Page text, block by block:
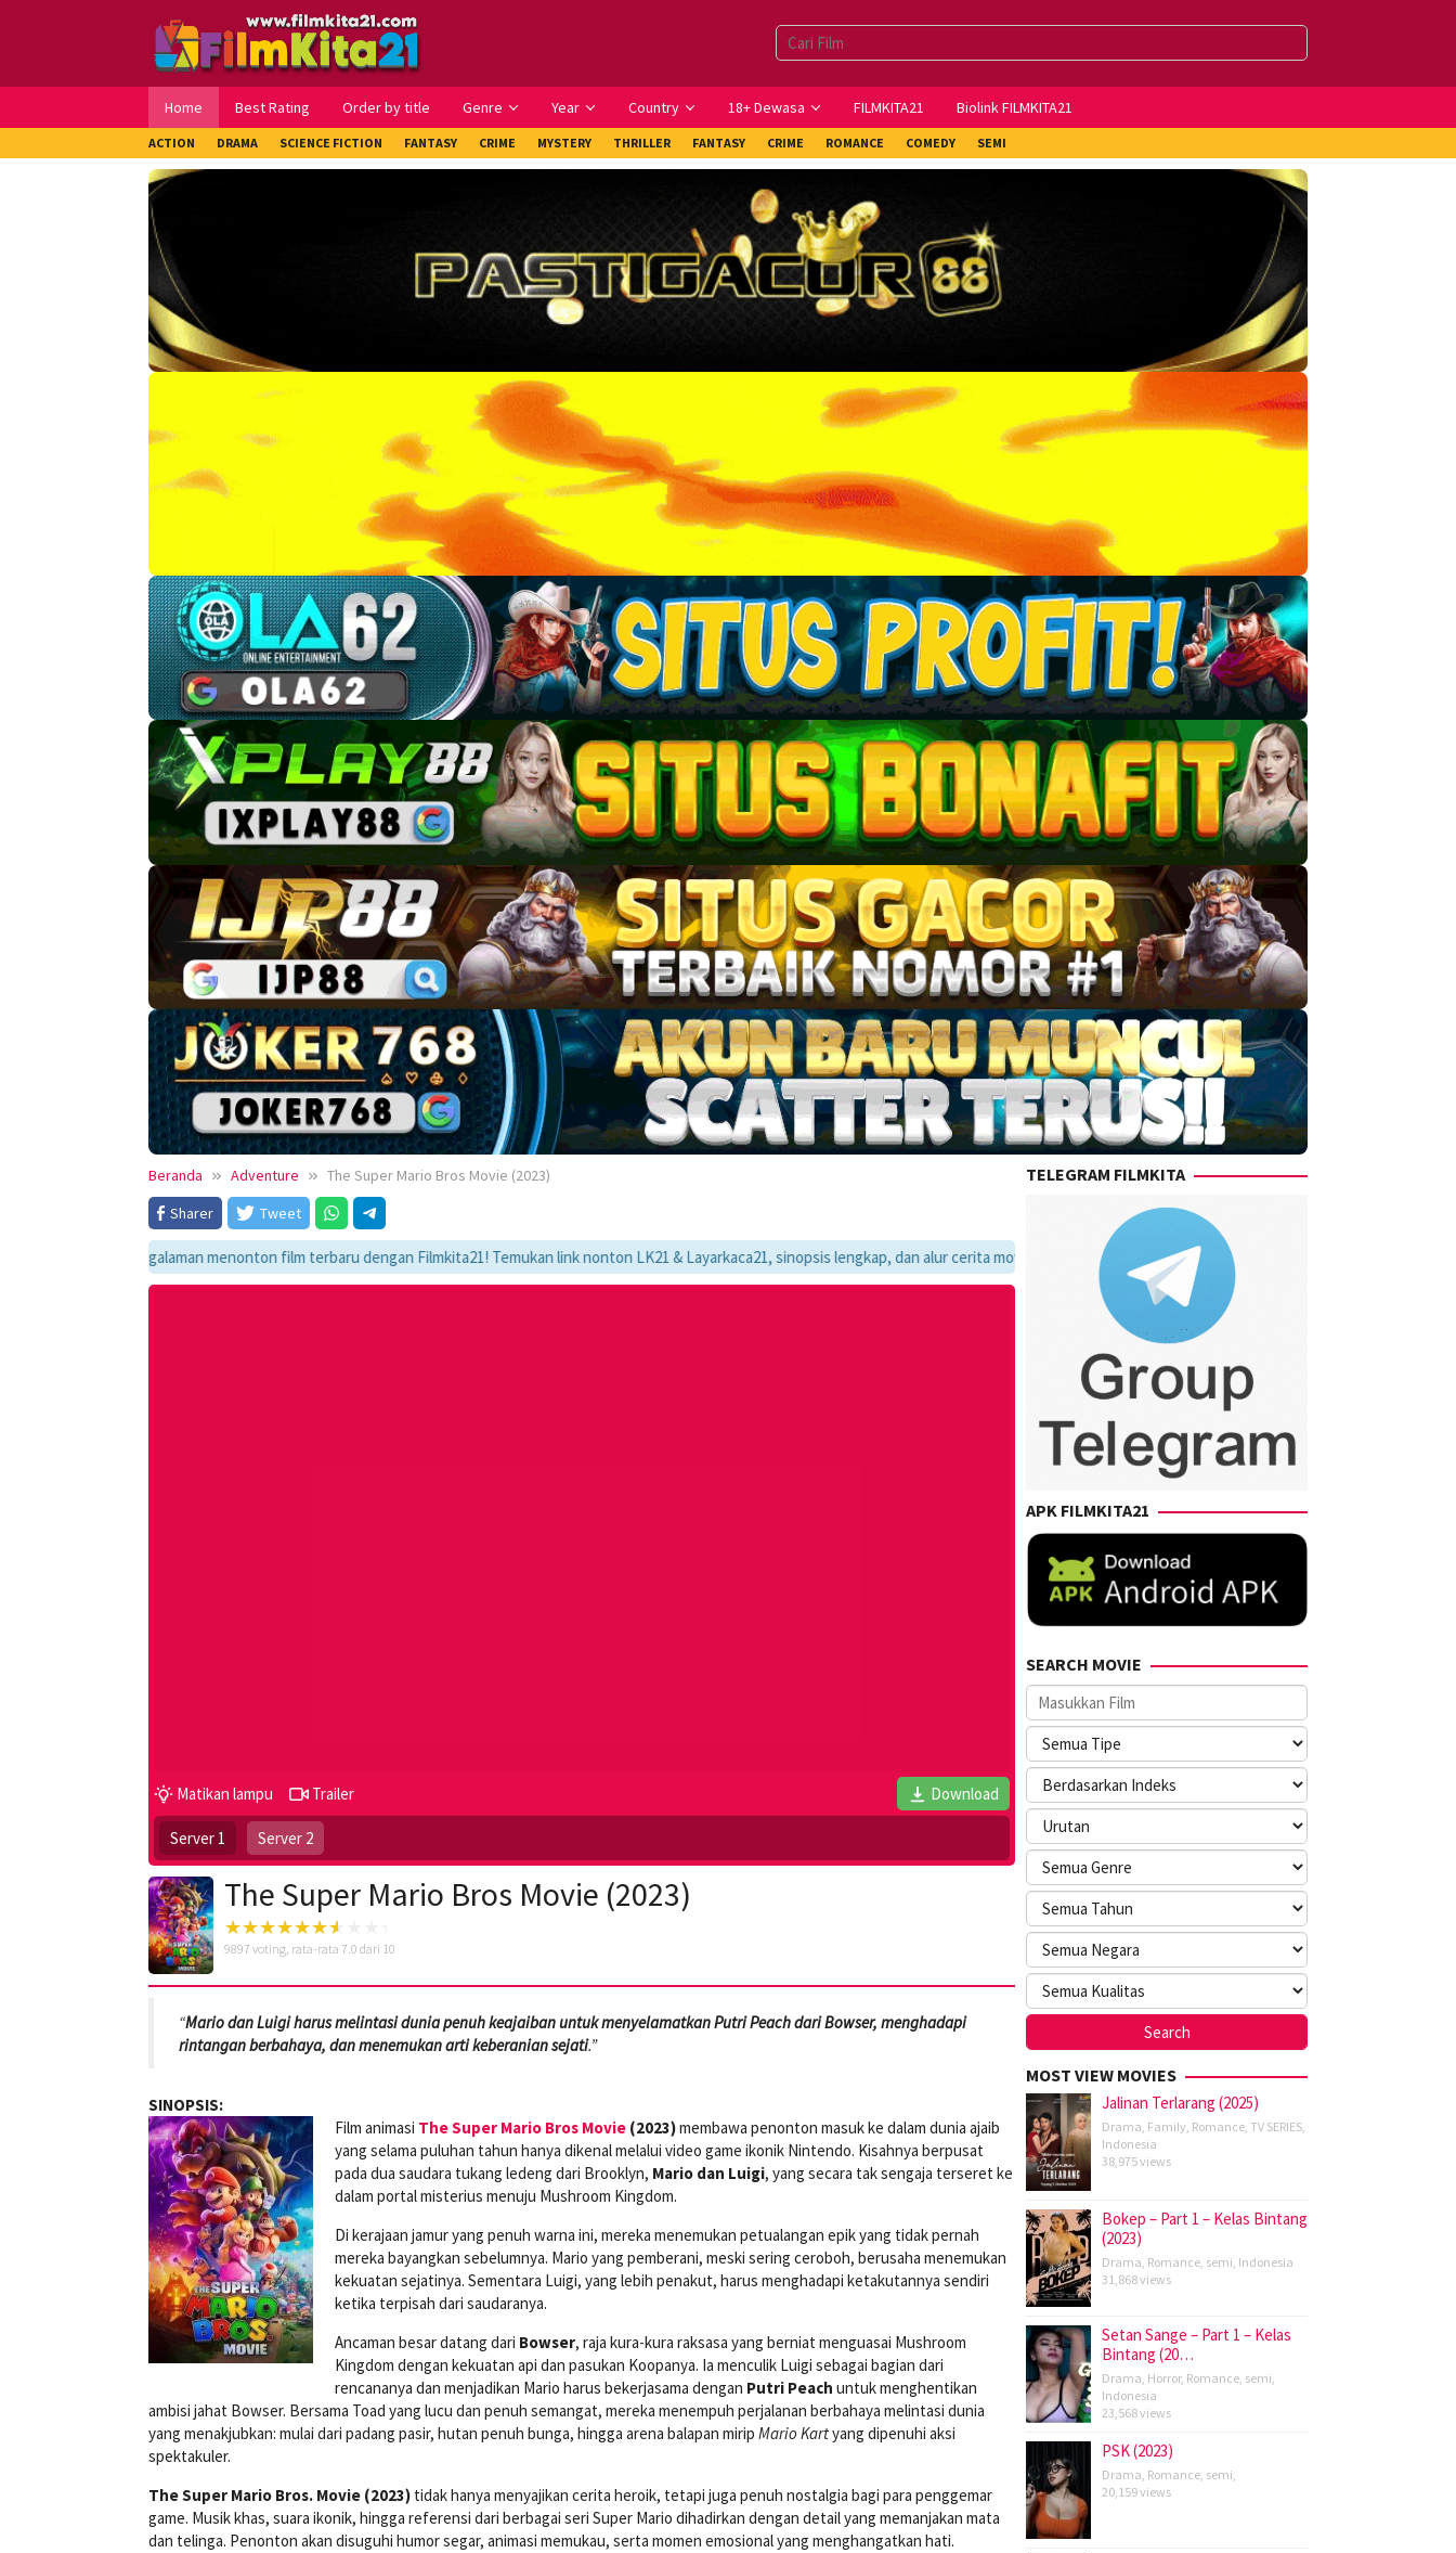
Home Best Rating Order by title Genre Year Country 18+ Dewasa FILMKITA21 Biolink FILMKITA21
ACTION DRAMA SCIENCE FICTION FANTASY CRIME MYSTERY THRILLER FANTASY CRIME ROMANCE COMEDY SEMI
Beranda Adventure
The Super Mario Bros Movie (2023)
Sharer
Tweet
pengalaman menonton film terbaru dengan Filmkita21! Temukan link nonton LK21 & Layarkaca21, sinopsis lengkap, dan alur cerita movie favoritmu dalam satu tempat yang praktis dan update setiap hari.
Matikan lampu Trailer Download
Server 1 Server 2
The Super Mario Bros Movie (2023)
9897 voting, rata-rata 7.0 dari 10
“Mario dan Luigi harus melintasi dunia penuh keajaiban untuk menyelamatkan Putri Peach dari Bowser, menghadapi
rintangan berbahaya, dan menemukan arti keberanian sejati.”
SINOPSIS:
Film animasi The Super Mario Bros Movie (2023)membawa penonton masuk ke dalam dunia ajaib
yang selama puluhan tahun hanya dikenal melalui video game ikonik Nintendo. Kisahnya berpusat
pada dua saudara tukang ledeng dari Brooklyn, Mario dan Luigi, yang secara tak sengaja terseret ke
dalam portal misterius menuju Mushroom Kingdom.
Di kerajaan jamur yang penuh warna ini, mereka menemukan petualangan epik yang tidak pernah
mereka bayangkan sebelumnya. Mario yang pemberani, meski sering ceroboh, berusaha menemukan
kekuatan sejatinya. Sementara Luigi, yang lebih penakut, harus menghadapi ketakutannya sendiri
ketika terpisah dari saudaranya.
Ancaman besar datang dari Bowser, raja kura-kura raksasa yang berniat menguasai Mushroom
Kingdom dengan kekuatan api dan pasukan Koopanya. Ia menculik Luigi sebagai bagian dari
rencananya dan menjadikan Mario harus bekerjasama dengan Putri Peach untuk menghentikan
ambisi jahat Bowser. Bersama Toad yang lucu dan penuh semangat, mereka menempuh perjalanan berbahaya melintasi dunia
yang menakjubkan: mulai dari padang pasir, hutan penuh bunga, hingga arena balapan mirip Mario Kartyang dipenuhi aksi
spektakuler.
The Super Mario Bros. Movie (2023) tidak hanya menyajikan cerita heroik, tetapi juga penuh nostalgia bagi para penggemar
game. Musik khas, suara ikonik, hingga referensi dari berbagai seri Super Mario dihadirkan dengan detail yang memanjakan mata
dan telinga. Penonton akan disuguhi humor segar, animasi memukau, serta momen emosional yang menghangatkan hati.
TELEGRAM FILMKITA
APK FILMKITA21
SEARCH MOVIE
MOST VIEW MOVIES
Jalinan Terlarang (2025)
Drama, Family, Romance, TV SERIES,
Indonesia
38,975 views
Bokep – Part 1 – Kelas Bintang
(2023)
Drama, Romance, semi, Indonesia
31,868 views
Setan Sange – Part 1 – Kelas
Bintang (20…
Drama, Horror, Romance, semi,
Indonesia
23,568 views
PSK (2023)
Drama, Romance, semi,
20,159 views